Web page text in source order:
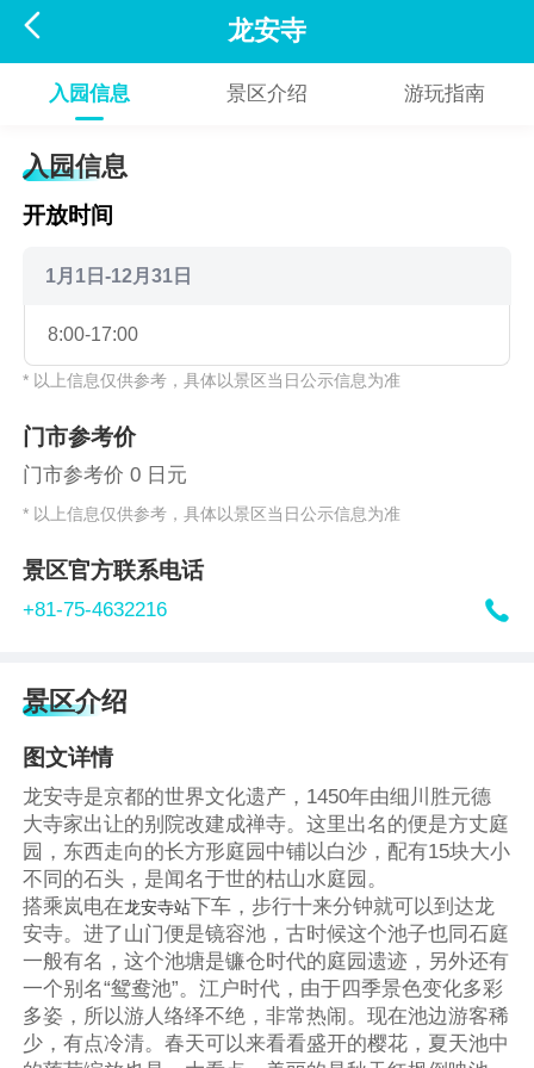
 龙安寺
入园信息 景区介绍 游玩指南
入园信息
开放时间
1月1日-12月31日
8:00-17:00
* 以上信息仅供参考，具体以景区当日公示信息为准
门市参考价
门市参考价 0 日元
* 以上信息仅供参考，具体以景区当日公示信息为准
景区官方联系电话
+81-75-4632216 
景区介绍
图文详情
龙安寺是京都的世界文化遗产，1450年由细川胜元德
大寺家出让的别院改建成禅寺。这里出名的便是方丈庭
园，东西走向的长方形庭园中铺以白沙，配有15块大小
不同的石头，是闻名于世的枯山水庭园。
搭乘岚电在龙安寺站下车，步行十来分钟就可以到达龙
安寺。进了山门便是镜容池，古时候这个池子也同石庭
一般有名，这个池塘是镰仓时代的庭园遗迹，另外还有
一个别名“鸳鸯池”。江户时代，由于四季景色变化多彩
多姿，所以游人络绎不绝，非常热闹。现在池边游客稀
少，有点冷清。春天可以来看看盛开的樱花，夏天池中